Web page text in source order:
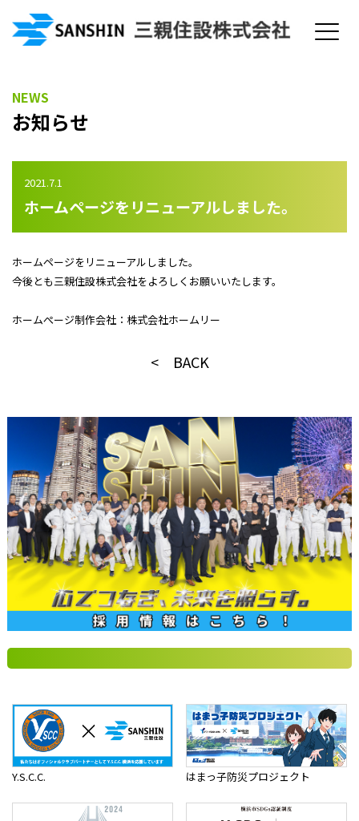
NEWS
お知らせ
2021.7.1
ホームページをリニューアルしました。
ホームページをリニューアルしました。
今後とも三親住設株式会社をよろしくお願いいたします。
ホームぺージ制作会社： 株式会社ホームリー
< BACK
Y.S.C.C. はまっ子防災プロジェクト